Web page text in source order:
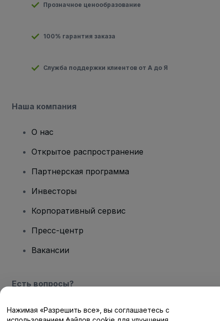
Прозначное ценообразование
100% гарантия заказа
Служба поддержки клиентов от А до Я
Наша компания
О нас
Открытое распространение
Партнерская программа
Инвесторы
Корпоративный сервис
Пресс-центр
Вакансии
Есть вопросы?
Центр помощи / Свяжитесь с нами
Нажимая «Разрешить все», вы соглашаетесь с